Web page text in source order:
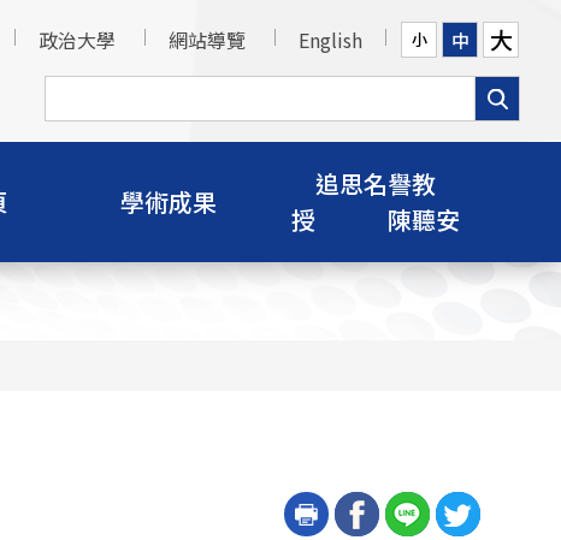
政治大學 網站導覽 English 小 中 大
學術成果
追思名譽教
授 陳聽安